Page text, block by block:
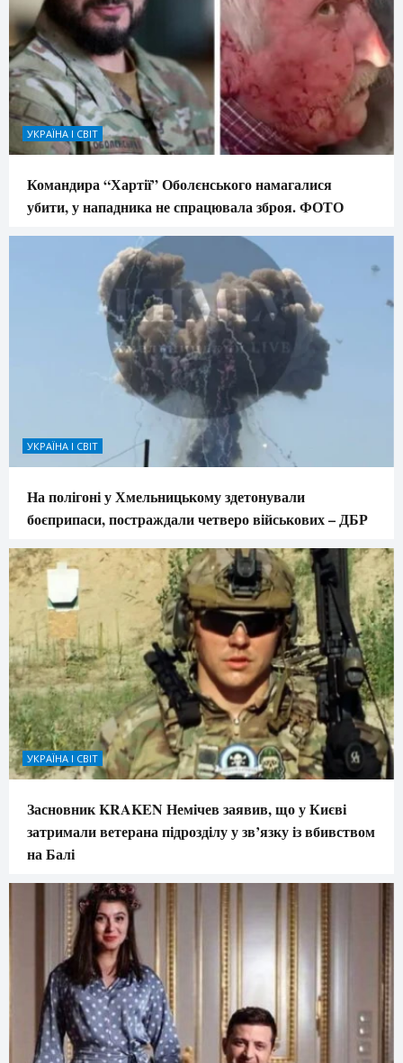
УКРАЇНА І СВІТ
Командира “Хартії” Оболєнського намагалися
убити, у нападника не спрацювала зброя. ФОТО
УКРАЇНА І СВІТ
На полігоні у Хмельницькому здетонували
боєприпаси, постраждали четверо військових – ДБР
УКРАЇНА І СВІТ
Засновник KRAKEN Немічев заявив, що у Києві
затримали ветерана підрозділу у зв’язку із вбивством
на Балі